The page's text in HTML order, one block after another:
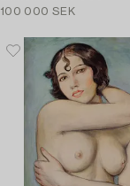
100 000 SEK